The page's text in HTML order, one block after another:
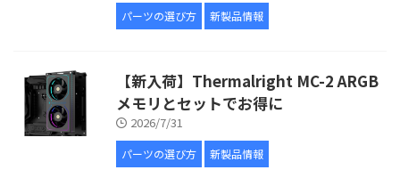
パーツの選び方 新製品情報
【新入荷】Thermalright MC-2 ARGB
メモリとセットでお得に
2026/7/31
パーツの選び方 新製品情報